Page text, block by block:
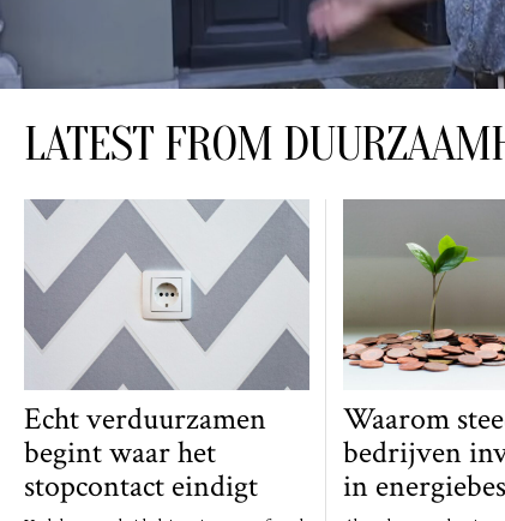
LATEST FROM
Echt verduurzamen
begint waar het
stopcontact eindigt
Waarom
bedrijven
in